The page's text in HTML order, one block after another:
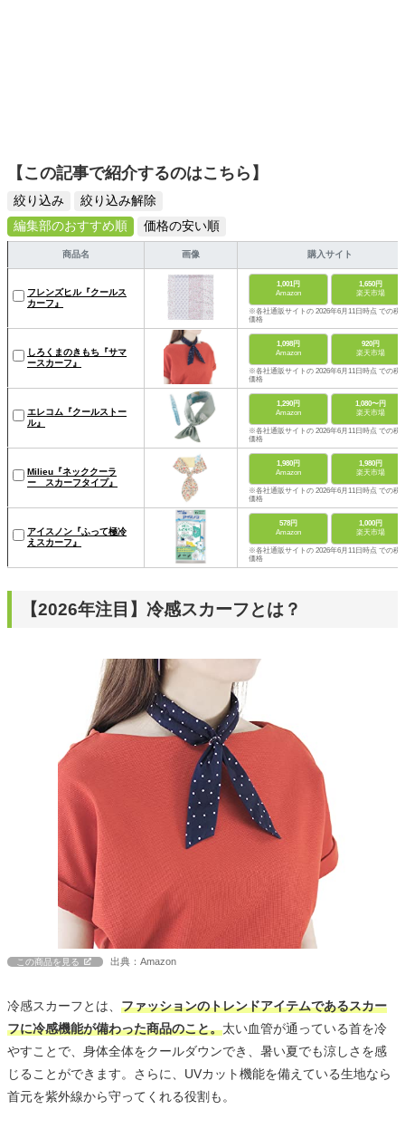
【この記事で紹介するのはこちら】
絞り込み
絞り込み解除
編集部のおすすめ順
価格の安い順
商品名 画像 購入サイト
フレンズヒル『クールス
カーフ』
1,001円
Amazon
1,650円
楽天市場
※各社通販サイトの 2026年6月11日時点 での税
価格
しろくまのきもち『サマ
ースカーフ』
1,098円
Amazon
920円
楽天市場
※各社通販サイトの 2026年6月11日時点 での税
価格
エレコム『クールストー
ル』
1,290円
Amazon
1,080〜円
楽天市場
※各社通販サイトの 2026年6月11日時点 での税
価格
Milieu『ネッククーラ
ー スカーフタイプ』
1,980円
Amazon
1,980円
楽天市場
※各社通販サイトの 2026年6月11日時点 での税
価格
アイスノン『ふって極冷
えスカーフ』
578円
Amazon
1,000円
楽天市場
※各社通販サイトの 2026年6月11日時点 での税
価格
【2026年注目】冷感スカーフとは？
この商品を見る 出典：Amazon
冷感スカーフとは、 ファッションのトレンドアイテムであるスカー
フに冷感機能が備わった商品のこと。太い血管が通っている首を冷
やすことで、身体全体をクールダウンでき、暑い夏でも涼しさを感
じることができます。さらに、UVカット機能を備えている生地なら
首元を紫外線から守ってくれる役割も。